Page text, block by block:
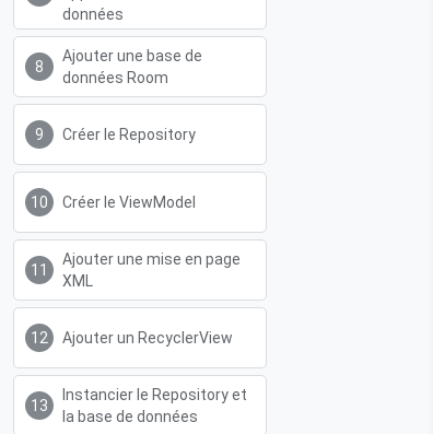
données
Ajouter une base de
données Room
Créer le Repository
Créer le ViewModel
Ajouter une mise en page
XML
Ajouter un RecyclerView
Instancier le Repository et
la base de données